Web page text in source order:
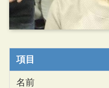
項目
名前